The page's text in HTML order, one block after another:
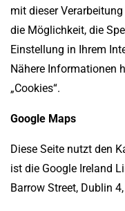
mit dieser
die Möglichkeit, die
Einstellung in Ihrem
Nähere Informationen
„Cookies“.
Google Maps
Diese Seite nutzt den
ist die Google Ireland
Barrow Street, Dublin